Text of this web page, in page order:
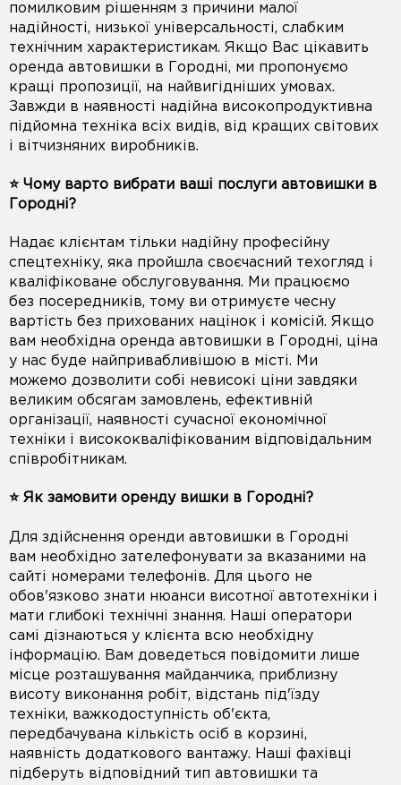
помилковим рішенням з причини малої
надійності, низької універсальності, слабким
технічним характеристикам. Якщо Вас цікавить
оренда автовишки в Городні, ми пропонуємо
кращі пропозиції, на найвигідніших умовах.
Завжди в наявності надійна високопродуктивна
підйомна техніка всіх видів, від кращих світових
і вітчизняних виробників.
⭐️ Чому варто вибрати ваші послуги автовишки в
Городні?
Надає клієнтам тільки надійну професійну
спецтехніку, яка пройшла своєчасний техогляд і
кваліфіковане обслуговування. Ми працюємо
без посередників, тому ви отримуєте чесну
вартість без прихованих націнок і комісій. Якщо
вам необхідна оренда автовишки в Городні, ціна
у нас буде найпривабливішою в місті. Ми
можемо дозволити собі невисокі ціни завдяки
великим обсягам замовлень, ефективній
організації, наявності сучасної економічної
техніки і висококваліфікованим відповідальним
співробітникам.
⭐️ Як замовити оренду вишки в Городні?
Для здійснення оренди автовишки в Городні
вам необхідно зателефонувати за вказаними на
сайті номерами телефонів. Для цього не
обов'язково знати нюанси висотної автотехніки і
мати глибокі технічні знання. Наші оператори
самі дізнаються у клієнта всю необхідну
інформацію. Вам доведеться повідомити лише
місце розташування майданчика, приблизну
висоту виконання робіт, відстань під'їзду
техніки, важкодоступність об'єкта,
передбачувана кількість осіб в корзині,
наявність додаткового вантажу. Наші фахівці
підберуть відповідний тип автовишки та